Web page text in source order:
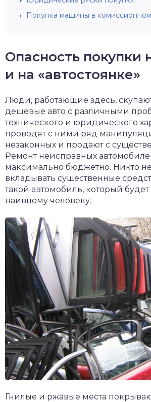
Покупка машины в
Опасность покупки
и на «автостоянке»
Люди, работающие здесь,
дешевые авто с различными
технического и юридического
проводят с ними ряд
незаконных и продают с
Ремонт неисправных
максимально бюджетно. Никто
вкладывать существенные
такой автомобиль, который
наивному человеку.
Гнилые и ржавые места